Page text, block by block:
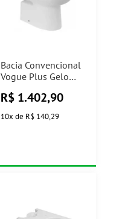
Bacia Convencional
Vogue Plus Gelo
R$ 1.402,90
10x de R$ 140,29